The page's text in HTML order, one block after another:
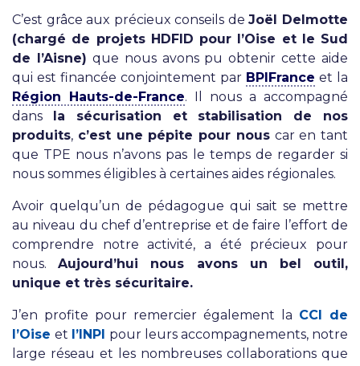
C’est grâce aux précieux conseils deJoël Delmotte
(chargé de projets HDFID pour l’Oise et le Sud
de l’Aisne) que nous avons pu obtenir cette aide
qui est financée conjointement par BPIFrance et la
Région Hauts-de-France. Il nous a accompagné
dans la sécurisation et stabilisation de nos
produits, c’est une pépite pour nouscar en tant
que TPE nous n’avons pas le temps de regarder si
nous sommes éligibles à certaines aides régionales.
Avoir quelqu’un de pédagogue qui sait se mettre
au niveau du chef d’entreprise et de faire l’effort de
comprendre notre activité, a été précieux pour
nous.Aujourd’hui nous avons un bel outil,
unique et très sécuritaire.
J’en profite pour remercier également la CCI de
l’Oise et l’INPI pour leurs accompagnements, notre
large réseau et les nombreuses collaborations que